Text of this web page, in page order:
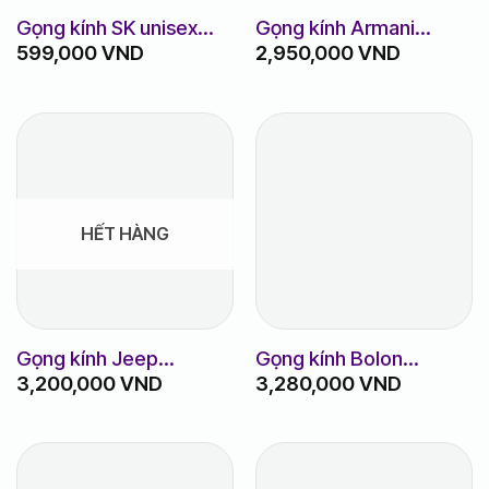
Gọng kính SK unisex
titanium m8010
599,000VND
Gọng kính Armani
Exchange AX
2,950,000VND
HẾT HÀNG
Gọng kính Jeep
JSA1263
3,200,000VND
Gọng kính Bolon
BJ7205
3,280,000VND